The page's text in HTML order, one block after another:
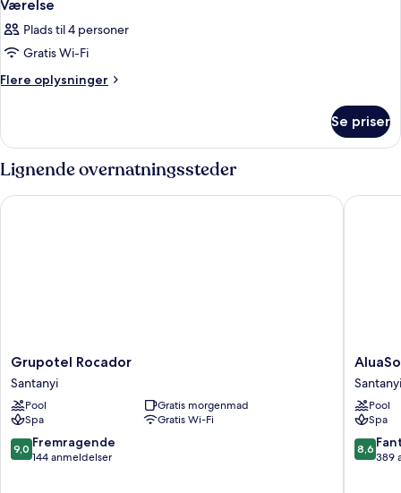
Værelse
Plads til 4 personer
Gratis Wi-Fi
Flere oplysninger
Flere
Se priser
Lignende overnatningssteder
Grupotel
Rocador
Santanyi
Grupotel Rocador
Santanyi
Pool
Gratis morgenmad
Spa
Gratis Wi-Fi
9.0
ud
9,0 Fremragende
144 anmeldelser
Grupotel Rocador
AluaSoul
Mallorca
Resort
-
Adults
Only
Santanyi
Santanyi
Pool
Spa
8.6
ud
8,6
389